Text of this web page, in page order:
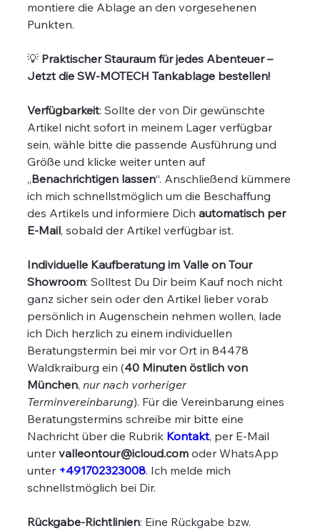
montiere die Ablage an den vorgesehenen
Punkten.
💡 Praktischer Stauraum für jedes Abenteuer –
Jetzt die SW-MOTECH Tankablage bestellen!
Verfügbarkeit: Sollte der von Dir gewünschte
Artikel nicht sofort in meinem Lager verfügbar
sein, wähle bitte die passende Ausführung und
Größe und klicke weiter unten auf
„Benachrichtigen lassen“. Anschließend kümmere
ich mich schnellstmöglich um die Beschaffung
des Artikels und informiere Dichautomatisch per
E-Mail, sobald der Artikel verfügbar ist.
Individuelle Kaufberatung im Valle on Tour
Showroom: Solltest Du Dir beim Kauf noch nicht
ganz sicher sein oder den Artikel lieber vorab
persönlich in Augenschein nehmen wollen, lade
ich Dich herzlich zu einem individuellen
Beratungstermin bei mir vor Ort in 84478
Waldkraiburg ein (40 Minuten östlich von
München,nur nach vorheriger
Terminvereinbarung). Für die Vereinbarung eines
Beratungstermins schreibe mir bitte eine
Nachricht über die Rubrik Kontakt, per E-Mail
untervalleontour@icloud.com oder WhatsApp
unter +491702323008. Ich melde mich
schnellstmöglich bei Dir.
Rückgabe-Richtlinien: Eine Rückgabe bzw.